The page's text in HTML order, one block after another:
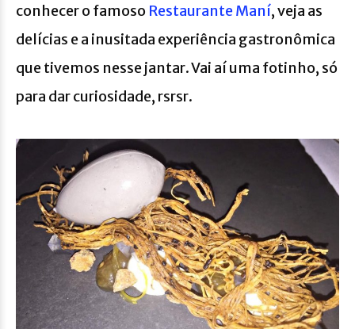
conhecer o famoso Restaurante Maní, veja as
delícias e a inusitada experiência gastronômica
que tivemos nesse jantar. Vai aí uma fotinho, só
para dar curiosidade, rsrsr.